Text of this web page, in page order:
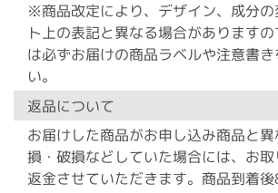
※商品改定により、デザイン、成分の
ト上の表記と異なる場合があります
は必ずお届けの商品ラベルや注意書
い。
返品について
お届けした商品がお申し込み商品と
損・破損などしていた場合には、お
返金させていただきます。商品到着